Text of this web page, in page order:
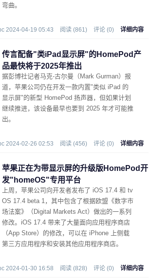
弯曲。
2024-04-19 05:43 阅读 (861) 评论 (0) 详细内容
传言配备"类iPad显示屏"的HomePod产
品最快将于2025年推出
据彭博社记者马克-古尔曼（Mark Gurman）报
道，苹果公司仍在开发一款内置"类似 iPad 的
显示屏"的新型 HomePod 扬声器，但如果计划
继续推进，该设备最早也要到 2025 年才可能推
出。
2024-02-26 02:53 阅读 (456) 评论 (0) 详细内容
苹果正在为带显示屏的升级版HomePod开
发"homeOS"专用平台
上周，苹果公司向开发者发布了 iOS 17.4 和 tv
OS 17.4 beta 1，其中包含了根据欧盟《数字市
场法案》（Digital Markets Act）做出的一系列
修改。iOS 17.4 带来了大量面向应用程序商店
（App Store）的修改，可以在 iPhone 上侧载
第三方应用程序和安装其他应用程序商店。
2024-01-30 16:58 阅读 (828) 评论 (0) 详细内容